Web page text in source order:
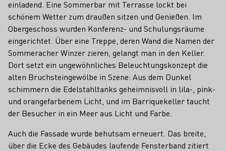
einladend. Eine Sommerbar mit Terrasse lockt bei
schönem Wetter zum draußen sitzen und Genießen. Im
Obergeschoss wurden Konferenz- und Schulungsräume
eingerichtet. Über eine Treppe, deren Wand die Namen der
Sommeracher Winzer zieren, gelangt man in den Keller.
Dort setzt ein ungewöhnliches Beleuchtungskonzept die
alten Bruchsteingewölbe in Szene: Aus dem Dunkel
schimmern die Edelstahltanks geheimnisvoll in lila-, pink-
und orangefarbenem Licht, und im Barriquekeller taucht
der Besucher in ein Meer aus Licht und Farbe.
Auch die Fassade wurde behutsam erneuert. Das breite,
über die Ecke des Gebäudes laufende Fensterband zitiert